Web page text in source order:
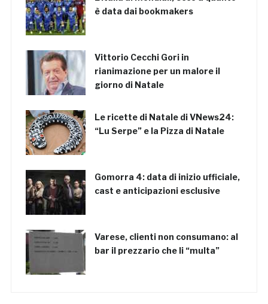
è data dai bookmakers
Vittorio Cecchi Gori in
rianimazione per un malore il
giorno di Natale
Le ricette di Natale di VNews24:
“Lu Serpe” e la Pizza di Natale
Gomorra 4: data di inizio ufficiale,
cast e anticipazioni esclusive
Varese, clienti non consumano: al
bar il prezzario che li “multa”